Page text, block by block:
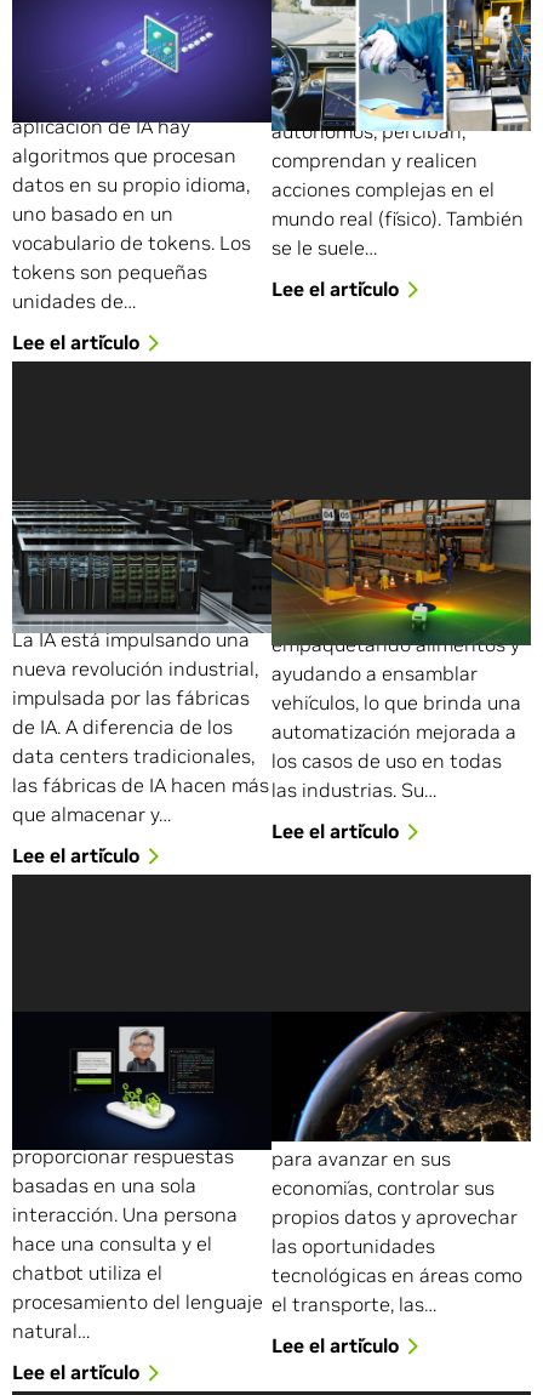
Explicación de los
Tokens: el Lenguaje y la
Moneda de la IA
Bajo el capó de cada
aplicación de IA hay
algoritmos que procesan
datos en su propio idioma,
uno basado en un
vocabulario de tokens. Los
tokens son pequeñas
unidades de…
Lee el artículo
¿Qué Es la IA Física?
La IA física permite que las
máquinas autónomas, como
los robots y los coches
autónomos, perciban,
comprendan y realicen
acciones complejas en el
mundo real (físico). También
se le suele…
Lee el artículo
Las Fábricas de IA Están
Redefiniendo los Data
Centers y Permitiendo la
Próxima Era de la IA
La IA está impulsando una
nueva revolución industrial,
impulsada por las fábricas
de IA. A diferencia de los
data centers tradicionales,
las fábricas de IA hacen más
que almacenar y…
Lee el artículo
¿Qué Es la Simulación
Robótica?
Los robots están moviendo
mercancías en almacenes,
empaquetando alimentos y
ayudando a ensamblar
vehículos, lo que brinda una
automatización mejorada a
los casos de uso en todas
las industrias. Su…
Lee el artículo
¿Qué Es la IA Basada en
Agentes?
Los chatbots de IA utilizan la
IA generativa para
proporcionar respuestas
basadas en una sola
interacción. Una persona
hace una consulta y el
chatbot utiliza el
procesamiento del lenguaje
natural…
Lee el artículo
¿Qué Es la IA Soberana?
Las naciones han invertido
durante mucho tiempo en
infraestructura nacional
para avanzar en sus
economías, controlar sus
propios datos y aprovechar
las oportunidades
tecnológicas en áreas como
el transporte, las…
Lee el artículo